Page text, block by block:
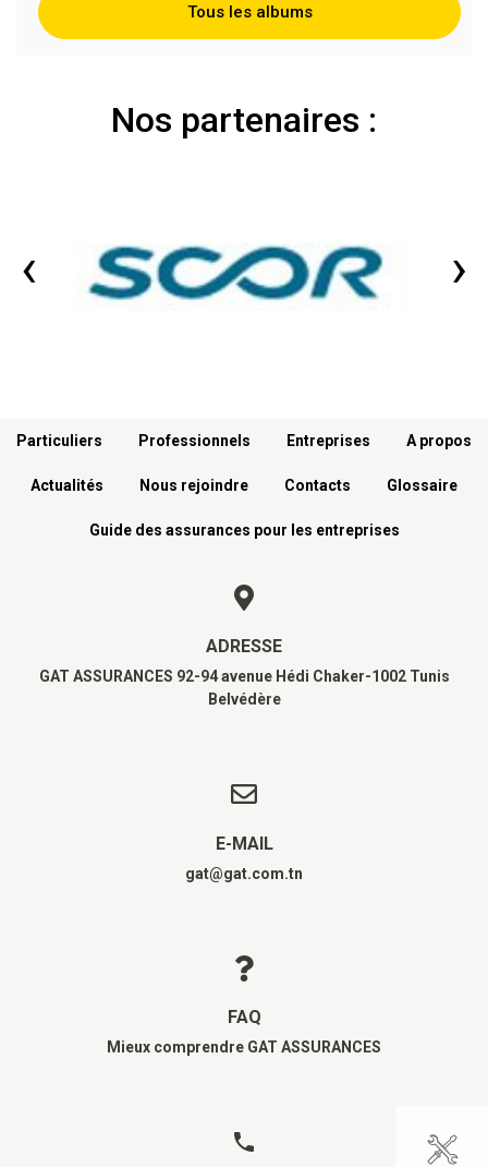
Tous les albums
Nos partenaires :
‹ ›
Menu footer
Particuliers Professionnels Entreprises A propos
Actualités Nous rejoindre Contacts Glossaire
Guide des assurances pour les entreprises
ADRESSE
GAT ASSURANCES 92-94 avenue Hédi Chaker-1002 Tunis
Belvédère
E-MAIL
gat@gat.com.tn
FAQ
Mieux comprendre GAT ASSURANCES